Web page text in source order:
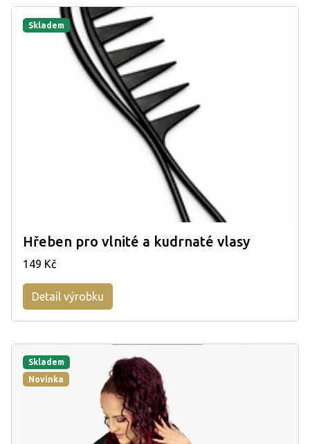
Skladem
Hřeben pro vlnité a kudrnaté vlasy
149 Kč
Detail výrobku
Skladem
Novinka